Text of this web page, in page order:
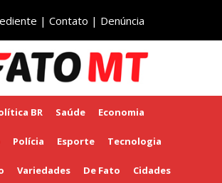
| Contato | Denúncia
BR Saúde Economia
Polícia Esporte Tecnologia
Variedades De Fato Cidades